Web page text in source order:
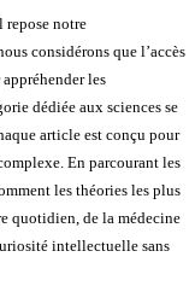
repose notre
nous considérons que l’accès
les
dédiée aux sciences se
article est conçu pour
En parcourant les
les théories les plus
quotidien, de la médecine
intellectuelle sans